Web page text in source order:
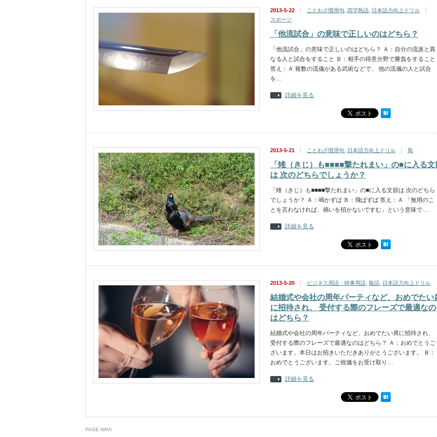
2013-5-22 ことわざ慣用句 四字熟語 日本語力向上ドリル
スポーツ
「他流試合」の意味で正しいのはどちら？
「他流試合」の意味で正しいのはどちら？ Ａ：自分の流派と異
なる人と試合をすること Ｂ：相手の得意分野で勝負をすること
答え：Ａ 複数の流儀がある武術などで、 他の流儀の人と試合
を…
詳細を見る
2013-5-21 ことわざ慣用句 日本語力向上ドリル 鳥
「雉（きじ）も■■■■撃たれまい」の■に入る文
は 次のどちらでしょうか？
「雉（きじ）も■■■■撃たれまい」の■に入る文節は 次のどちら
でしょうか？ Ａ：鳴かずば Ｂ：飛ばずば 答え：Ａ 「無用のこ
とを言わなければ、禍いを招かないですむ」という意味で…
詳細を見る
2013-5-20 ビジネス用語・時事用語 敬語 日本語力向上ドリル
結婚式や会社の周年パーティなど、おめでたい
に招待され、 受付する際のフレーズで最適なの
はどちら？
結婚式や会社の周年パーティなど、おめでたい席に招待され、
受付する際のフレーズで最適なのはどちら？ Ａ：おめでとうご
ざいます。本日はお招きいただきありがとうございます。 Ｂ：
おめでとうございます。ご祝儀をお受け取り…
詳細を見る
PAGE NAVI